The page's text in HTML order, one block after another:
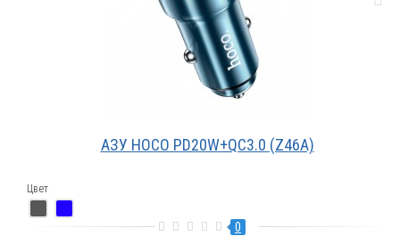
АЗУ HOCO PD20W+QC3.0 (Z46A)
Цвет
0